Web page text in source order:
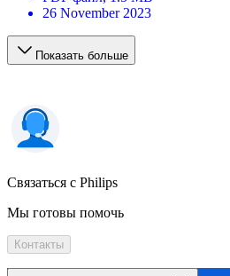
26 November 2023
Показать больше
Связаться с Philips
Мы готовы помочь
Контакты